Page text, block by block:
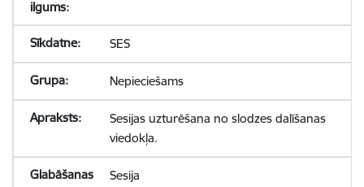
SES
Nepieciešams
Sesijas uzturēšana no slodzes dalīšanas
viedokļa.
Sesija